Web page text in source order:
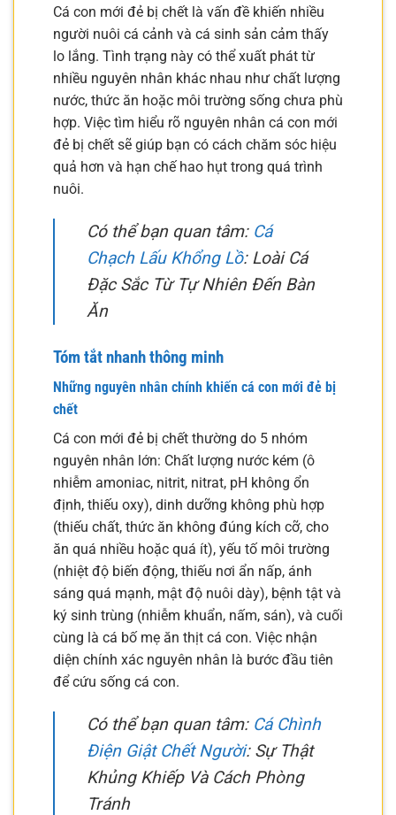
Cá con mới đẻ bị chết là vấn đề khiến nhiều
người nuôi cá cảnh và cá sinh sản cảm thấy
lo lắng. Tình trạng này có thể xuất phát từ
nhiều nguyên nhân khác nhau như chất lượng
nước, thức ăn hoặc môi trường sống chưa phù
hợp. Việc tìm hiểu rõ nguyên nhân cá con mới
đẻ bị chết sẽ giúp bạn có cách chăm sóc hiệu
quả hơn và hạn chế hao hụt trong quá trình
nuôi.
Có thể bạn quan tâm: Cá
Chạch Lấu Khổng Lồ: Loài Cá
Đặc Sắc Từ Tự Nhiên Đến Bàn
Ăn
Tóm tắt nhanh thông minh
Những nguyên nhân chính khiến cá con mới đẻ bị
chết
Cá con mới đẻ bị chết thường do 5 nhóm
nguyên nhân lớn: Chất lượng nước kém (ô
nhiễm amoniac, nitrit, nitrat, pH không ổn
định, thiếu oxy), dinh dưỡng không phù hợp
(thiếu chất, thức ăn không đúng kích cỡ, cho
ăn quá nhiều hoặc quá ít), yếu tố môi trường
(nhiệt độ biến động, thiếu nơi ẩn nấp, ánh
sáng quá mạnh, mật độ nuôi dày), bệnh tật và
ký sinh trùng (nhiễm khuẩn, nấm, sán), và cuối
cùng là cá bố mẹ ăn thịt cá con. Việc nhận
diện chính xác nguyên nhân là bước đầu tiên
để cứu sống cá con.
Có thể bạn quan tâm: Cá Chình
Điện Giật Chết Người: Sự Thật
Khủng Khiếp Và Cách Phòng
Tránh